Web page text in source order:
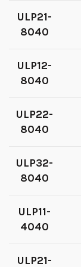
ULP21-
8040
ULP12-
8040
ULP22-
8040
ULP32-
8040
ULP11-
4040
ULP21-